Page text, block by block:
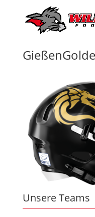
Unsere Teams